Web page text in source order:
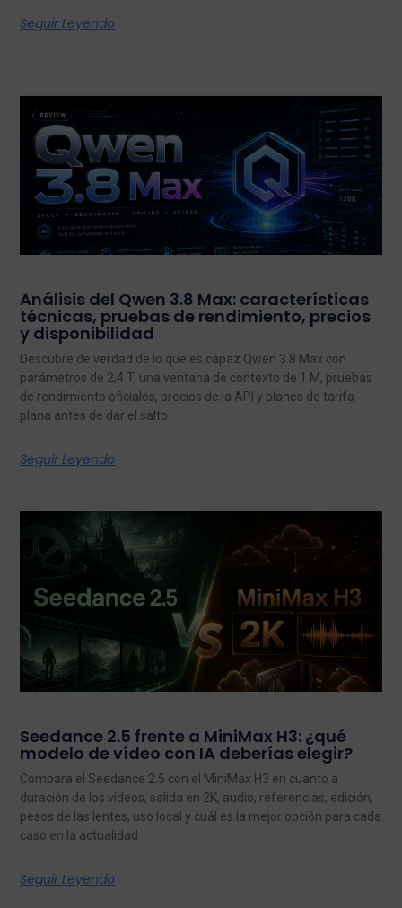
Seguir Leyendo
Análisis del Qwen 3.8 Max: características
técnicas, pruebas de rendimiento, precios
y disponibilidad
Descubre de verdad de lo que es capaz Qwen 3.8 Max con
parámetros de 2,4 T, una ventana de contexto de 1 M, pruebas
de rendimiento oficiales, precios de la API y planes de tarifa
plana antes de dar el salto.
Seguir Leyendo
Seedance 2.5 frente a MiniMax H3: ¿qué
modelo de vídeo con IA deberías elegir?
Compara el Seedance 2.5 con el MiniMax H3 en cuanto a
duración de los vídeos, salida en 2K, audio, referencias, edición,
pesos de las lentes, uso local y cuál es la mejor opción para cada
caso en la actualidad.
Seguir Leyendo